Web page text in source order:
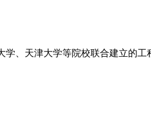
学、天津大学等院校联合建立的